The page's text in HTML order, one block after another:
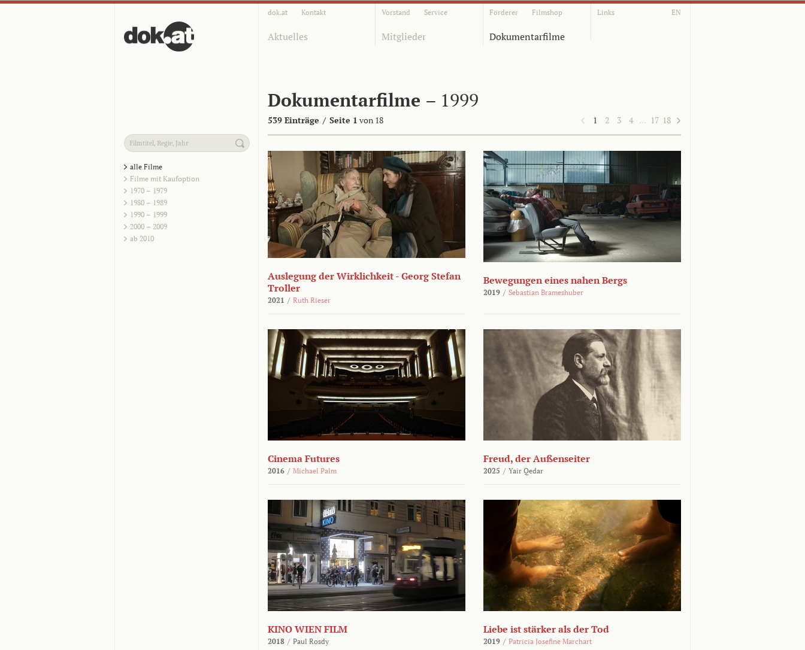
dok.at Kontakt Vorstand Service Förderer Filmshop Links EN
Aktuelles Mitglieder Dokumentarfilme
Dokumentarfilme – 1999
539 Einträge / Seite 1 von 18 1 2 3 4 … 17 18
alle Filme
Filme mit Kaufoption
1970 – 1979
1980 – 1989
1990 – 1999
2000 – 2009
ab 2010
Auslegung der Wirklichkeit - Georg Stefan
Troller
2021 / Ruth Rieser
Bewegungen eines nahen Bergs
2019 / Sebastian Brameshuber
Cinema Futures
2016 / Michael Palm
Freud, der Außenseiter
2025 / Yair Qedar
KINO WIEN FILM
2018 / Paul Rosdy
Liebe ist stärker als der Tod
2019 / Patricia Josefine Marchart